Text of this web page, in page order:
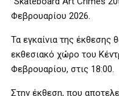
Φεβρουαρίου 2026.
Τα εγκαίνια της έκθεσης
εκθεσιακό χώρο του
Φεβρουαρίου, στις 18:00.
Στην έκθεση, που